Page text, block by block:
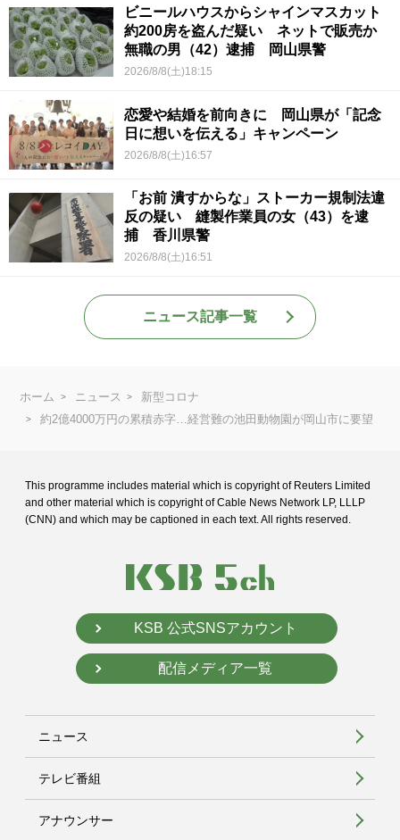
ビニールハウスからシャインマスカット
約200房を盗んだ疑い ネットで販売か
無職の男（42）逮捕 岡山県警
2026/8/8(土)18:15
恋愛や結婚を前向きに 岡山県が「記念
日に想いを伝える」キャンペーン
2026/8/8(土)16:57
「お前 潰すからな」ストーカー規制法違
反の疑い 縫製作業員の女（43）を逮
捕 香川県警
2026/8/8(土)16:51
ニュース記事一覧
ホーム ニュース
新型コロナ
約2億4000万円の累積赤字…経営難の池田動物園が岡山市に要望
This programme includes material which is copyright of Reuters Limited
and other material which is copyright of Cable News Network LP, LLLP
(CNN) and which may be captioned in each text. All rights reserved.
KSB 公式SNSアカウント
配信メディア一覧
ニュース
テレビ番組
アナウンサー